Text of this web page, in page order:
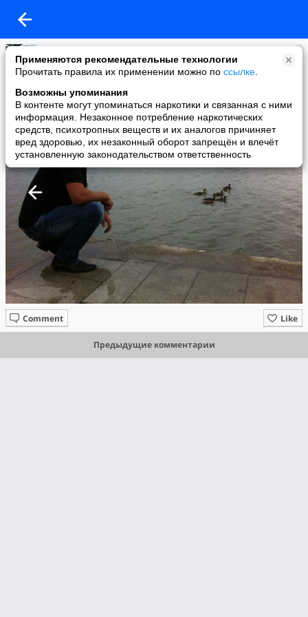
Применяются рекомендательные технологии
Прочитать правила их применении можно по ссылке
Возможны упоминания
В контенте могут упоминаться наркотики и связанная с ними
информация. Незаконное потребление наркотических
средств, психотропных веществ и их аналогов причиняет
вред здоровью, их незаконный оборот запрещён и влечёт
установленную законодательством ответственность
артур
added a photo
30 Jul в 22:04
Like
Comment
Предыдущие комментарии